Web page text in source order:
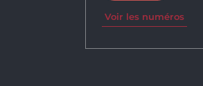
Voir les numéros